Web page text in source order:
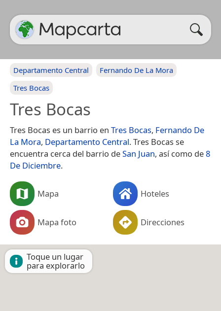
Departamento Central
Fernando De La Mora
Tres Bocas
Tres Bocas
Tres Bocas es un barrio en Tres Bocas, Fernando De
La Mora, Departamento Central. Tres Bocas se
encuentra cerca del barrio deSan Juan, así como de8
De Diciembre.
Mapa Hoteles
Mapa foto Direcciones
Toque un lugar
para explorarlo